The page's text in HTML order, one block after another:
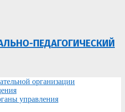
ПЕДАГОГИЧЕСКИЙ
организации
управления